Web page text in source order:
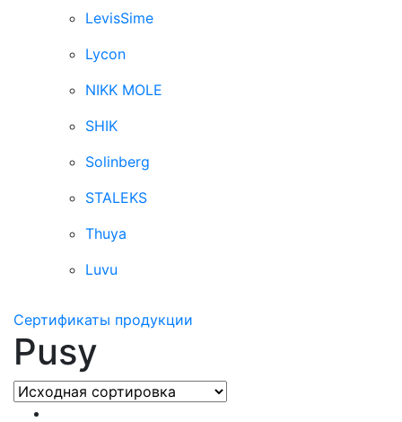
LevisSime
Lycon
NIKK MOLE
SHIK
Solinberg
STALEKS
Thuya
Luvu
Сертификаты продукции
Pusy